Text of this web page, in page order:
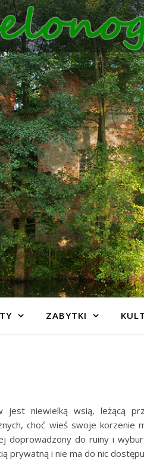
ZABYTKI
jest niewielką wsią, leżącą
choć wieś swoje korzenie
doprowadzony do ruiny i
prywatną i nie ma do nic